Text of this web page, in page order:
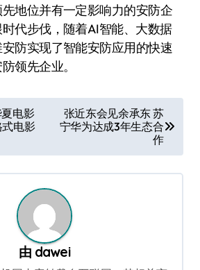
地位并有一定影响力的安防企
代步伐，随着AI智能、大数据
防实现了智能安防应用的快速
领先企业。
电影
式电影
张近东会见余承东 苏
宁华为达成3年生态合
作
由 dawei